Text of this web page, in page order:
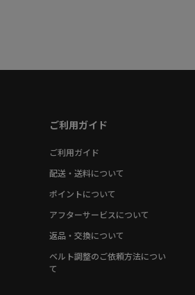
ご利用ガイド
ご利用ガイド
配送・送料について
ポイントについて
アフターサービスについて
返品・交換について
ベルト調整のご依頼方法につい
て